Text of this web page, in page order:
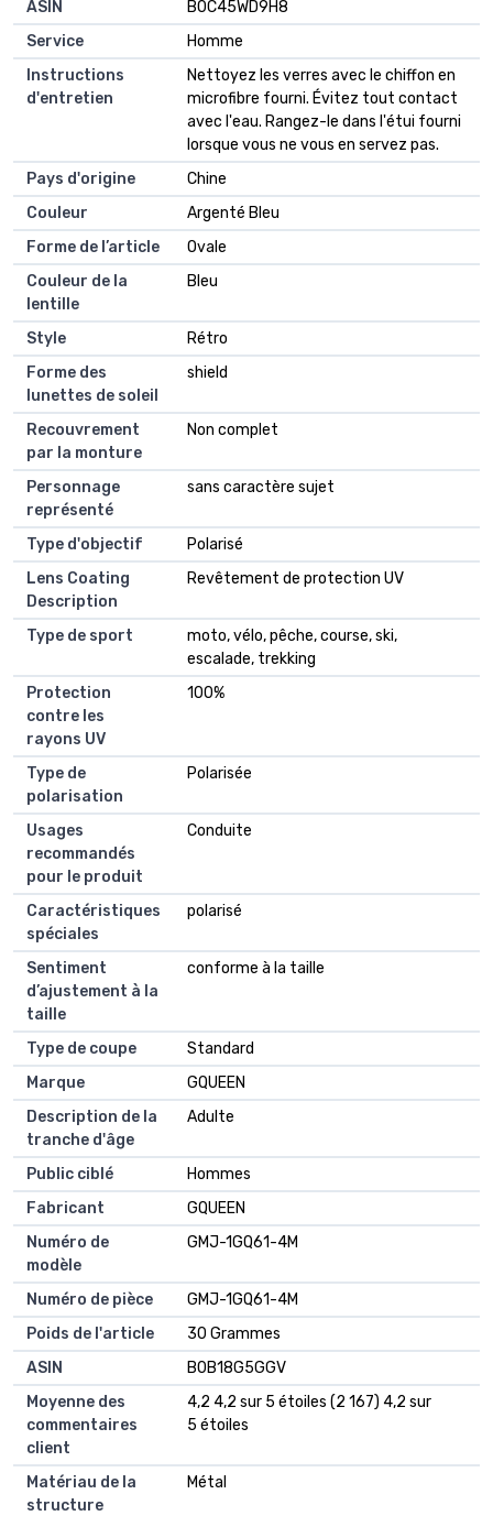
ASIN
B0C45WD9H8
Service
Homme
Instructions
d'entretien
Nettoyez les verres avec le chiffon en
microfibre fourni. Évitez tout contact
avec l'eau. Rangez-le dans l'étui fourni
lorsque vous ne vous en servez pas.
Pays d'origine
Chine
Couleur
Argenté Bleu
Forme de l’article
Ovale
Couleur de la
lentille
Bleu
Style
Rétro
Forme des
lunettes de soleil
shield
Recouvrement
par la monture
Non complet
Personnage
représenté
sans caractère sujet
Type d'objectif
Polarisé
Lens Coating
Description
Revêtement de protection UV
Type de sport
moto, vélo, pêche, course, ski,
escalade, trekking
Protection
contre les
rayons UV
100%
Type de
polarisation
Polarisée
Usages
recommandés
pour le produit
Conduite
Caractéristiques
spéciales
polarisé
Sentiment
d’ajustement à la
taille
conforme à la taille
Type de coupe
Standard
Marque
GQUEEN
Description de la
tranche d'âge
Adulte
Public ciblé
Hommes
Fabricant
GQUEEN
Numéro de
modèle
GMJ-1GQ61-4M
Numéro de pièce
GMJ-1GQ61-4M
Poids de l'article
30 Grammes
ASIN
B0B18G5GGV
Moyenne des
commentaires
client
4,2 4,2 sur 5 étoiles (2 167) 4,2 sur
5 étoiles
Matériau de la
structure
Métal